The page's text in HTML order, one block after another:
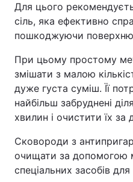
Для цього
сіль, яка ефективно
пошкоджуючи
При цьому простому
змішати з малою
дуже густа суміш. Її
найбільш забруднені
хвилин і очистити їх
Сковороди з
очищати за допомогою
спеціальних засобів